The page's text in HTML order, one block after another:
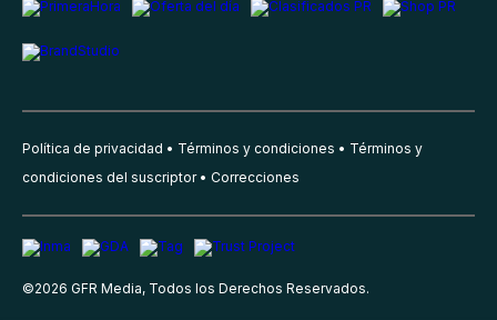
Política de privacidad Términos y condiciones
Términos y
condiciones del suscriptor
Correcciones
©2026 GFR Media, Todos los Derechos Reservados.